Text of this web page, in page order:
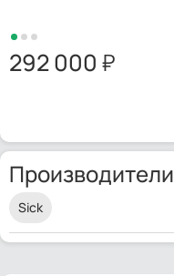
292 000
Производители
Sick